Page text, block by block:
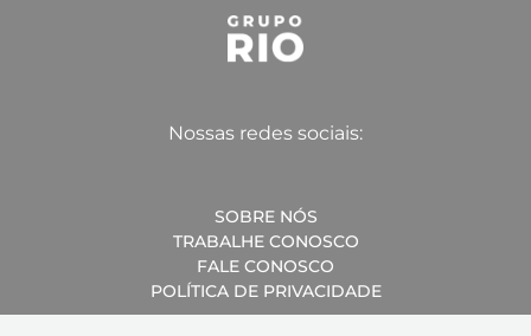
Nossas redes sociais:
SOBRE NÓS
TRABALHE CONOSCO
FALE CONOSCO
POLÍTICA DE PRIVACIDADE